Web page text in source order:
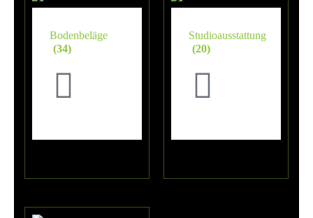
Bodenbeläge
(34)
Studioausstattung
(20)